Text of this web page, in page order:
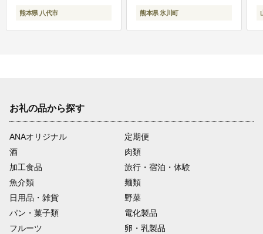
熊本県 八代市 熊本県 氷川町
お礼の品から探す
ANAオリジナル
定期便
酒
肉類
加工食品
旅行・宿泊・体験
魚介類
麺類
日用品・雑貨
野菜
パン・菓子類
電化製品
フルーツ
卵・乳製品